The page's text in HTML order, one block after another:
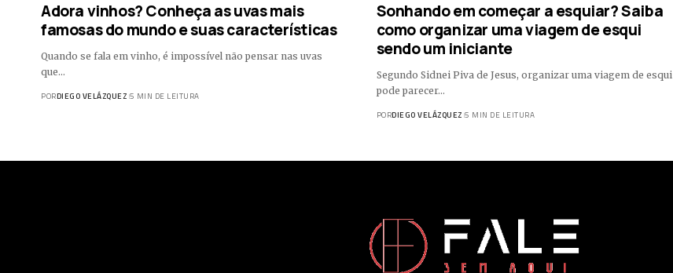
Adora vinhos? Conheça as uvas mais
famosas do mundo e suas características
Quando se fala em vinho, é impossível não pensar nas uvas
que…
PORDIEGO VELÁZQUEZ 5 MIN DE LEITURA
Sonhando em começar a esquiar? Saiba
como organizar uma viagem de esqui
sendo um iniciante
Segundo Sidnei Piva de Jesus, organizar uma viagem de esqui
pode parecer…
PORDIEGO VELÁZQUEZ 5 MIN DE LEITURA